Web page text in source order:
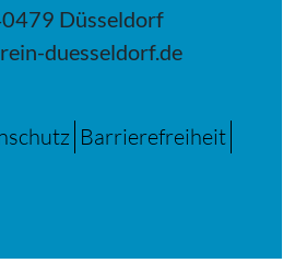
Düsseldorf
duesseldorf.de
Barrierefreiheit